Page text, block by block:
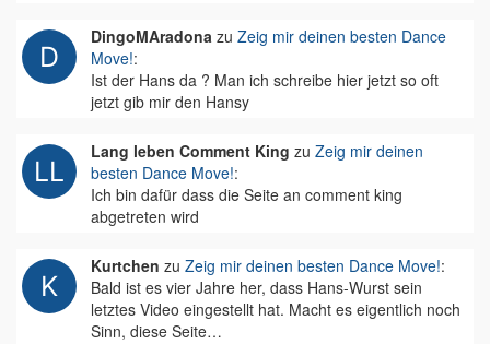
DingoMAradona zu Zeig mir deinen besten Dance
Move!:
Ist der Hans da ? Man ich schreibe hier jetzt so oft
jetzt gib mir den Hansy
Lang leben Comment King zu Zeig mir deinen
besten Dance Move!:
Ich bin dafür dass die Seite an comment king
abgetreten wird
Kurtchen zu Zeig mir deinen besten Dance Move!:
Bald ist es vier Jahre her, dass Hans-Wurst sein
letztes Video eingestellt hat. Macht es eigentlich noch
Sinn, diese Seite…